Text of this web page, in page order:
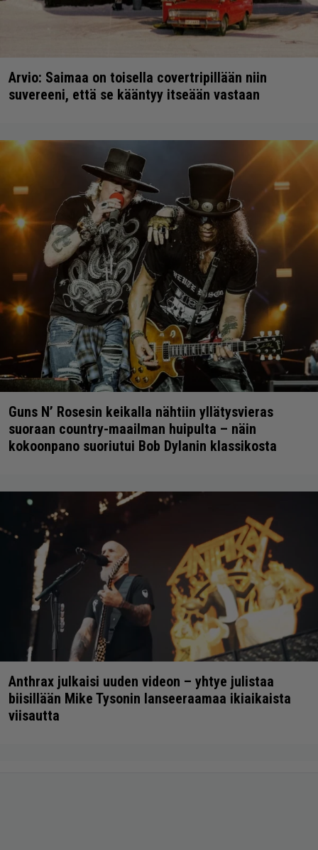
Arvio: Saimaa on toisella covertripillään niin
suvereeni, että se kääntyy itseään vastaan
Guns N’ Rosesin keikalla nähtiin yllätysvieras
suoraan country-maailman huipulta – näin
kokoonpano suoriutui Bob Dylanin klassikosta
Anthrax julkaisi uuden videon – yhtye julistaa
biisillään Mike Tysonin lanseeraamaa ikiaikaista
viisautta